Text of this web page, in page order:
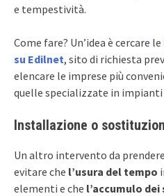
e tempestività.
Come fare? Un’idea è cercare le
su Edilnet, sito di richiesta
elencare le imprese più
quelle specializzate in impianti
Installazione o
Un altro intervento da
evitare che l’usura del tempo
elementi e che l’accumulo